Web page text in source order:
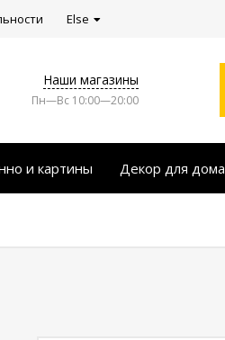
Else
Наши магазины
Пн—Вс 10:00—20:00
и картины Декор для дома